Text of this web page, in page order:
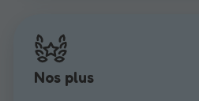
Nos plus